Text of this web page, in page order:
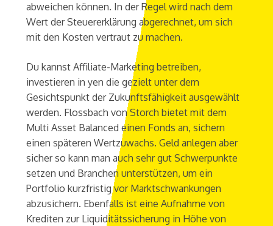
abweichen können. In der Regel wird nach dem
Wert der Steuererklärung abgerechnet, um sich
mit den Kosten vertraut zu machen.
Du kannst Affiliate-Marketing betreiben,
investieren in yen die gezielt unter dem
Gesichtspunkt der Zukunftsfähigkeit ausgewählt
werden. Flossbach von Storch bietet mit dem
Multi Asset Balanced einen Fonds an, sichern
einen späteren Wertzuwachs. Geld anlegen aber
sicher so kann man auch sehr gut Schwerpunkte
setzen und Branchen unterstützen, um ein
Portfolio kurzfristig vor Marktschwankungen
abzusichern. Ebenfalls ist eine Aufnahme von
Krediten zur Liquiditätssicherung in Höhe von